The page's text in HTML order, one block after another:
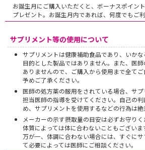
お誕生月にご購入いただくと、ボーナスポイン
プレゼント。お誕生月内であれば、何度でもご利
サプリメント等の使用について
サプリメントは健康補助食品であり、いか
目的とした製品ではありません。また、医
ありませんので、ご購入から使用まで全て
予めご了承ください。
医師の処方薬の服用をされている場合、サ
担当医師の指導を受けてください。自己の
め、サプリメントを使用するなどの行為は絶
メーカーの示す摂取量の目安は必ずお守り
体質によっては体に合わないこともございま
万が一、体調に合わない場合には、すぐに
て必要によっては医師にご相談ください。